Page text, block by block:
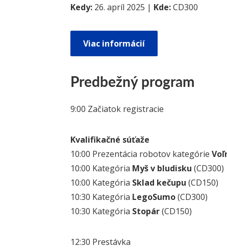
Kedy:26. apríl 2025 | Kde:CD300
Viac informácií
Predbežný program
9:00 Začiatok registracie
Kvalifikačné súťaže
10:00 Prezentácia robotov kategórie
10:00 Kategória Myš v bludisku (CD300)
10:00 Kategória Sklad kečupu (CD150)
10:30 Kategória LegoSumo(CD300)
10:30 Kategória Stopár(CD150)
12:30 Prestávka